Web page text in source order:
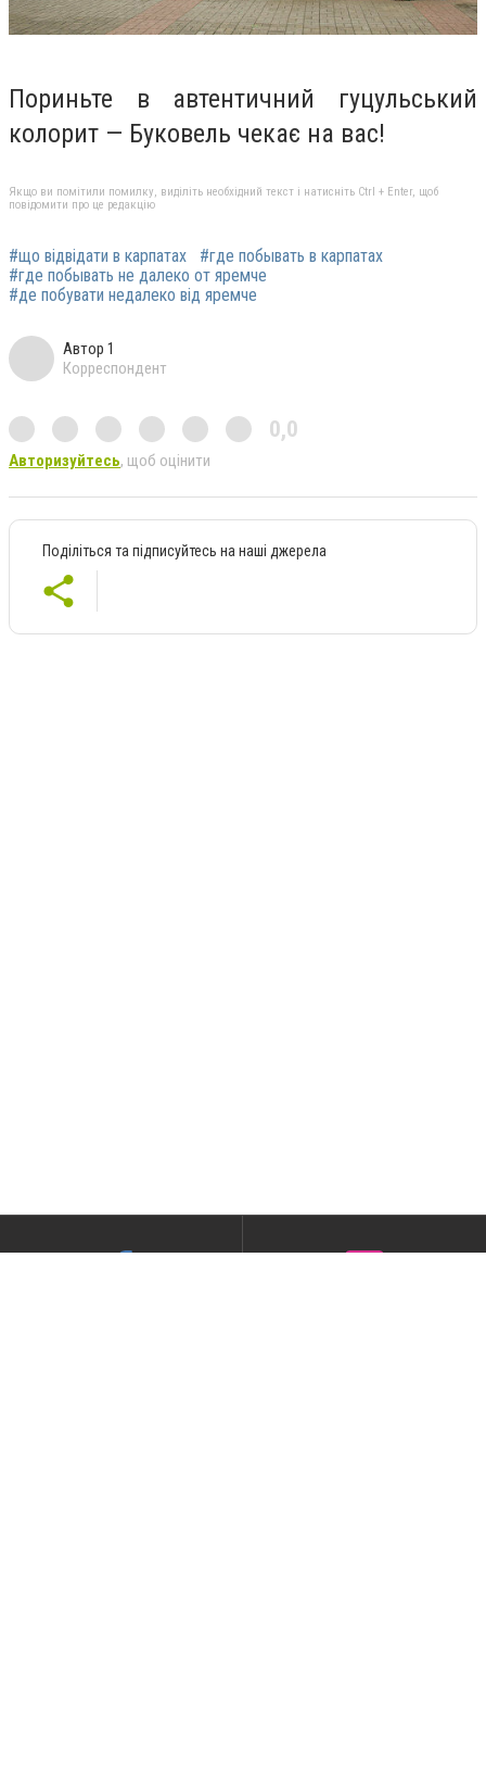
Пориньте в автентичний гуцульський
колорит — Буковель чекає на вас!
Якщо ви помітили помилку, виділіть необхідний текст і натисніть Ctrl + Enter, щоб
повідомити про це редакцію
#що відвідати в карпатах
#где побывать в карпатах
#где побывать не далеко от яремче
#де побувати недалеко від яремче
Автор 1
Корреспондент
0,0
Авторизуйтесь, щоб оцінити
Поділіться та підписуйтесь на наші джерела